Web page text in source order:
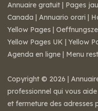
Annuaire gratuit | Pages
Canada | Annuario orari |
Yellow Pages |
Yellow Pages UK | Yellow
Agenda en ligne | Menu
Copyright © 2026 |
professionnel qui vous
et fermeture des adresses